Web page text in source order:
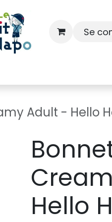
Se
Adult - Hello
Hello